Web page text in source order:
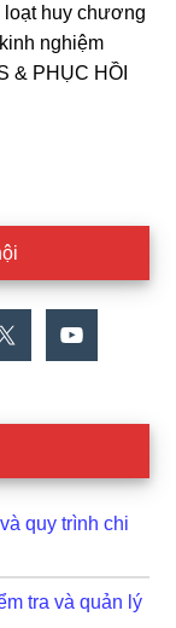
loạt huy chương
nghiệm
& PHỤC HỒI
quy trình chi
tra và quản lý